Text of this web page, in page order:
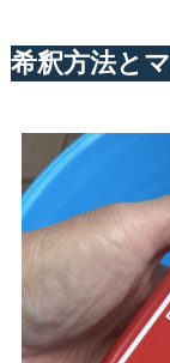
希釈方法と